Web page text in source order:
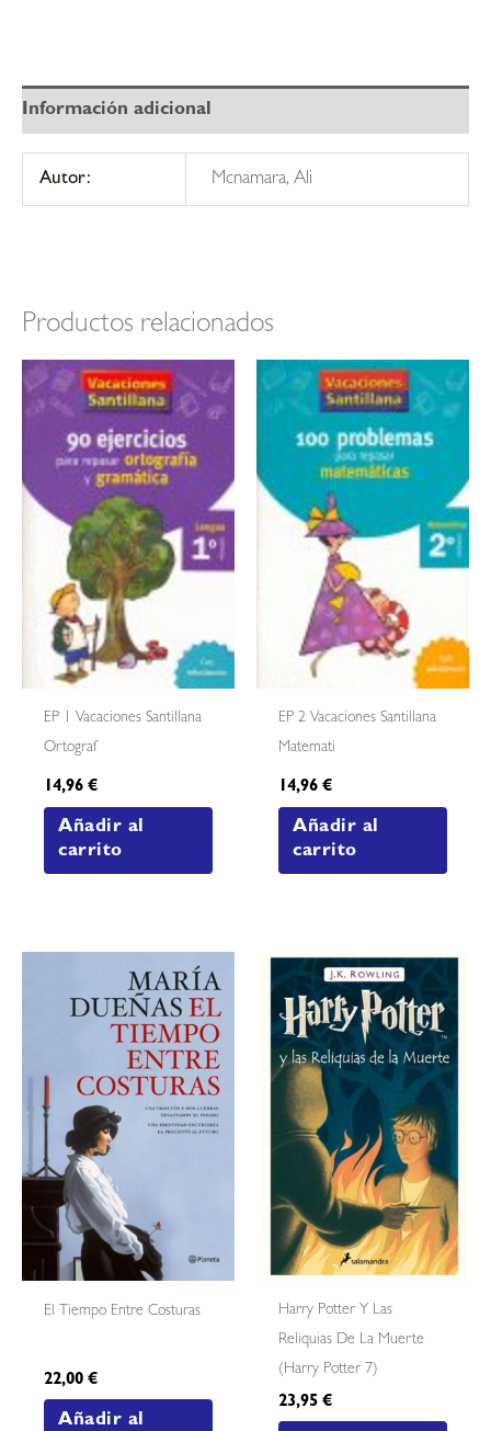
Información adicional
Autor: Mcnamara, Ali
Productos relacionados
EP 1 Vacaciones Santillana
Ortograf
14,96€
Añadir al
carrito
EP 2 Vacaciones Santillana
Matemati
14,96€
Añadir al
carrito
El Tiempo Entre Costuras
22,00€
Añadir al
Harry Potter Y Las
Reliquias De La Muerte
(harry Potter 7)
23,95€